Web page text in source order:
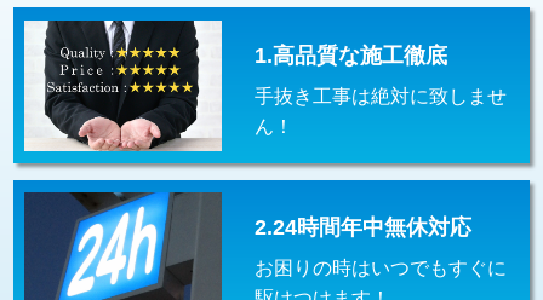
理・調整・分解・加工など（重作業）
その他部品の脱着 8,800円～
交換・取付（タンク） 22,000円+材料費
交換・取付(単水栓（壁付・デッキ
式）)
13,200円+材料費
交換・取付(混合水栓（壁付・デッキ
式・ワンホール）)
16,500円+材料費
1.高品質な施工徹底
手抜き工事は絶対に致しませ
ん！
2.24時間年中無休対応
お困りの時はいつでもすぐに